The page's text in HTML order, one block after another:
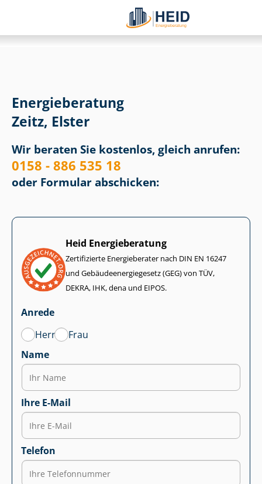
Energieberatung
Zeitz, Elster
Wir beraten Sie kostenlos, gleich anrufen:
0158 - 886 535 18
oder Formular abschicken:
Heid Energieberatung
Zertifizierte Energieberater nach DIN EN 16247
und Ge­bäu­de­en­er­gie­ge­setz (GEG) von TÜV,
DEKRA, IHK, dena und EIPOS.
Anrede
Herr
Frau
Name
Ihre E-Mail
Telefon